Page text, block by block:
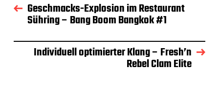
Geschmacks-Explosion im Restaurant
Sühring – Bang Boom Bangkok #1
Individuell optimierter Klang – Fresh’n
Rebel Clam Elite